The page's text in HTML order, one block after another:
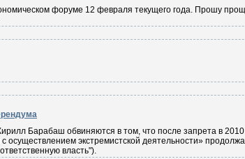
форуме 12 февраля текущего года. Прошу
Барабаш обвиняются в том, что после запрета в 2010
осуществлением экстремистской деятельности»
власть").